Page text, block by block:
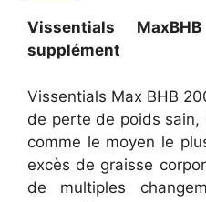
Vissentials
supplément
Vissentials Max BHB
de perte de poids
comme le moyen le
excès de graisse
de multiples